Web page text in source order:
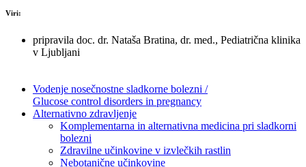
Viri:
pripravila doc. dr. Nataša Bratina, dr. med., Pediatrična klinika
v Ljubljani
Vodenje nosečnostne sladkorne bolezni /
Glucose control disorders in pregnancy
Alternativno zdravljenje
Komplementarna in alternativna medicina pri sladkorni
bolezni
Zdravilne učinkovine v izvlečkih rastlin
Nebotanične učinkovine